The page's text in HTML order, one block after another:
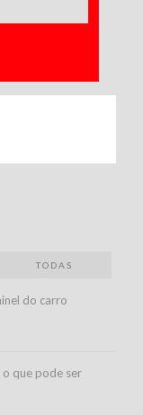
TODAS
do carro
que pode ser